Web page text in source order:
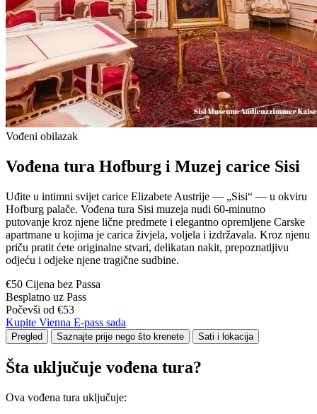
Vođeni obilazak
Vođena tura Hofburg i Muzej carice Sisi
Uđite u intimni svijet carice Elizabete Austrije — „Sisi“ — u okviru
Hofburg palače. Vođena tura Sisi muzeja nudi 60-minutno
putovanje kroz njene lične predmete i elegantno opremljene Carske
apartmane u kojima je carica živjela, voljela i izdržavala. Kroz njenu
priču pratit ćete originalne stvari, delikatan nakit, prepoznatljivu
odjeću i odjeke njene tragične sudbine.
€50 Cijena bez Passa
Besplatno uz Pass
Počevši od €53
Kupite Vienna E-pass sada
Pregled Saznajte prije nego što krenete Sati i lokacija
Šta uključuje vođena tura?
Ova vođena tura uključuje: